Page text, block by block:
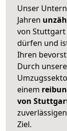
Unser
Jahren
von Stuttgart
dürfen und
Ihren
Durch unsere
einem
von
Ziel.